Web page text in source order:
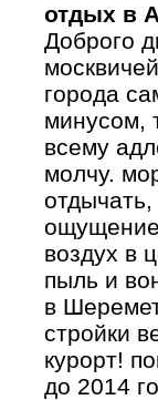
отдых в
Доброго
города
минусом,
всему
молчу.
воздух в
пыль и
в
стройки
курорт!
до 2014